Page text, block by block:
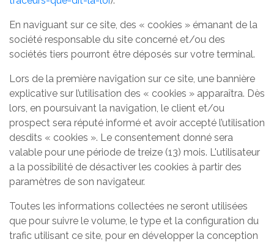
En naviguant sur ce site, des « cookies » émanant de la
société responsable du site concerné et/ou des
sociétés tiers pourront être déposés sur votre terminal.
Lors de la première navigation sur ce site, une bannière
explicative sur l’utilisation des « cookies » apparaîtra. Dès
lors, en poursuivant la navigation, le client et/ou
prospect sera réputé informé et avoir accepté l’utilisation
desdits « cookies ». Le consentement donné sera
valable pour une période de treize (13) mois. L'utilisateur
a la possibilité de désactiver les cookies à partir des
paramètres de son navigateur.
Toutes les informations collectées ne seront utilisées
que pour suivre le volume, le type et la configuration du
trafic utilisant ce site, pour en développer la conception